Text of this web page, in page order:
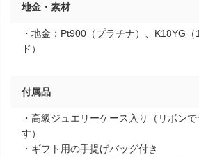
地金・素材
・地金：Pt900（プラチナ）、K18YG
ド）
付属品
・高級ジュエリーケース入り（リボン
す）
・ギフト用の手提げバッグ付き